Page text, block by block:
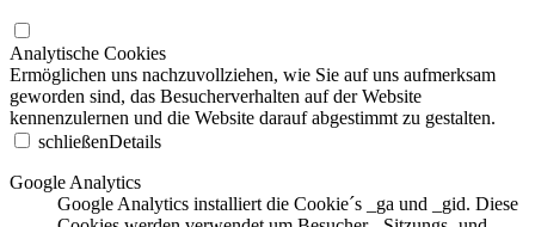
Analytische Cookies
Ermöglichen uns nachzuvollziehen, wie Sie auf uns aufmerksam
geworden sind, das Besucherverhalten auf der Website
kennenzulernen und die Website darauf abgestimmt zu gestalten.
schließenDetails
Google Analytics
Google Analytics installiert die Cookie´s _ga und _gid. Diese